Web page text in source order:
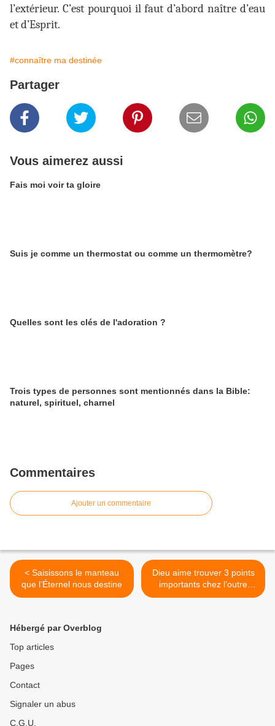
l’extérieur. C’est pourquoi il faut d’abord naître d’eau
et d’Esprit.
#connaître ma destinée
Partager
Vous aimerez aussi
Fais moi voir ta gloire
Suis je comme un thermostat ou comme un thermomètre?
Quelles sont les clés de l'adoration ?
Trois types de personnes sont mentionnés dans la Bible:
naturel, spirituel, charnel
Commentaires
Ajouter un commentaire
< Saisissons le manteau
que l’Éternel nous destine
Dieu aime trouver 3 points
importants chez l’outre
neuve >
Hébergé par Overblog
Top articles
Pages
Contact
Signaler un abus
C.G.U.